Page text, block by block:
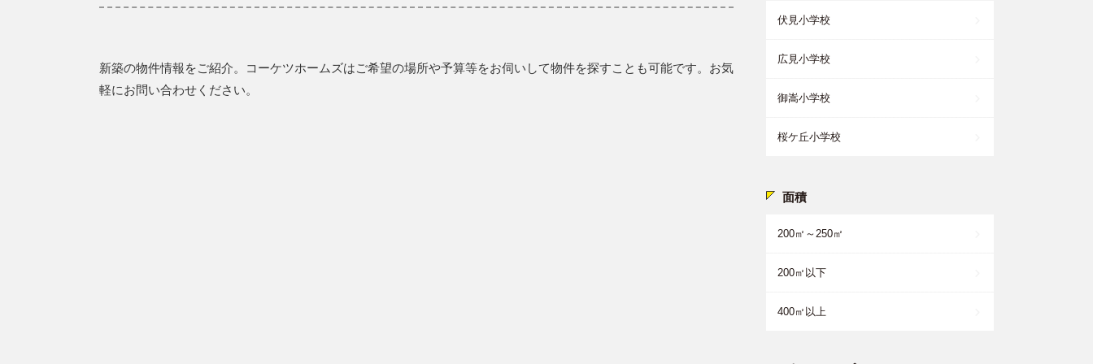
新築の物件情報をご紹介。コーケツホームズはご希望の場所や予算等をお伺いして物件を探すことも可能です。お気
軽にお問い合わせください。
伏見小学校
広見小学校
御嵩小学校
桜ケ丘小学校
面積
200㎡～250㎡
200㎡以下
400㎡以上